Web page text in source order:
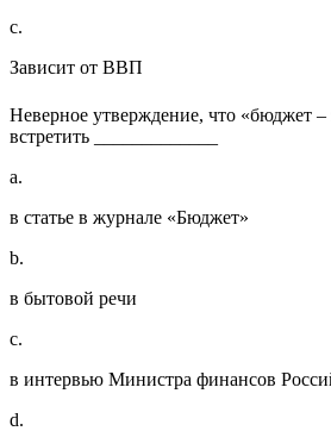
c.
Зависит от ВВП
Неверное утверждение, что «бюджет
встретить _____________
a.
в статье в журнале «Бюджет»
b.
в бытовой речи
c.
в интервью Министра финансов
d.